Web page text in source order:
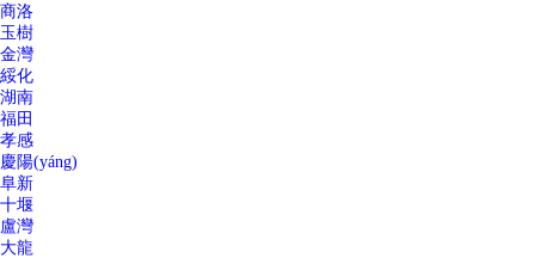
商洛
玉樹
金灣
綏化
湖南
福田
孝感
慶陽(yáng)
阜新
十堰
盧灣
大龍